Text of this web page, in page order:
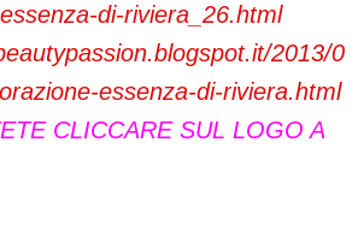
di-riviera_26.html
2013/0
essenza-di-riviera.html
CLICCARE SUL LOGO A